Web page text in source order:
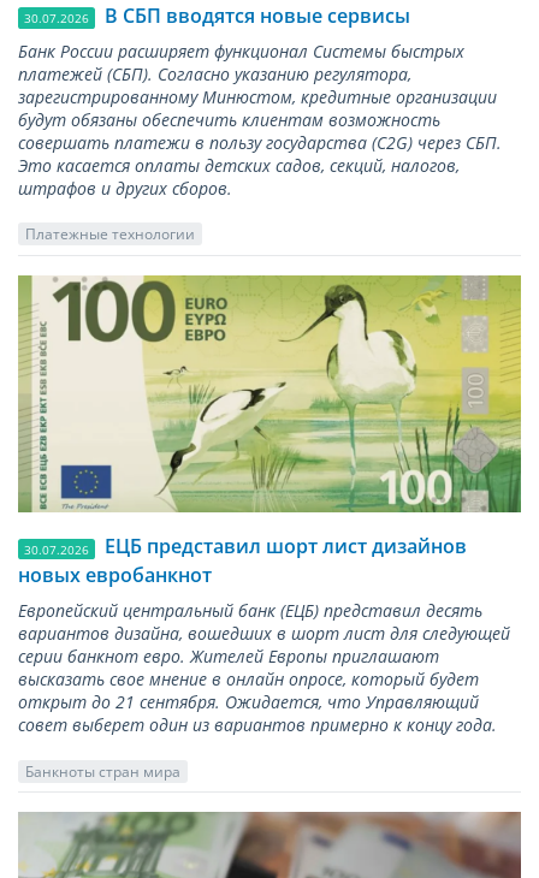
30.07.2026 В СБП вводятся новые сервисы
Банк России расширяет функционал Системы быстрых
платежей (СБП). Согласно указанию регулятора,
зарегистрированному Минюстом, кредитные организации
будут обязаны обеспечить клиентам возможность
совершать платежи в пользу государства (С2G) через СБП.
Это касается оплаты детских садов, секций, налогов,
штрафов и других сборов.
Платежные технологии
30.07.2026
ЕЦБ представил шорт лист дизайнов
новых евробанкнот
Европейский центральный банк (ЕЦБ) представил десять
вариантов дизайна, вошедших в шорт лист для следующей
серии банкнот евро. Жителей Европы приглашают
высказать свое мнение в онлайн опросе, который будет
открыт до 21 сентября. Ожидается, что Управляющий
совет выберет один из вариантов примерно к концу года.
Банкноты стран мира